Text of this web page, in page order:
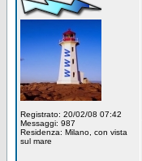
Registrato: 20/02/08 07:42
Messaggi: 987
Residenza: Milano, con vista
sul mare